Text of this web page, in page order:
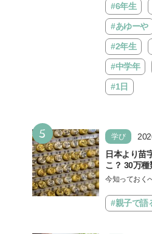
#6年生
#あゆーや
#2年生
#中学年
#1日
5 学び
日本より苗
こ？ 30万
由とは【親
今知っておく
る「親子で語
は、苗字の種
#親子で語